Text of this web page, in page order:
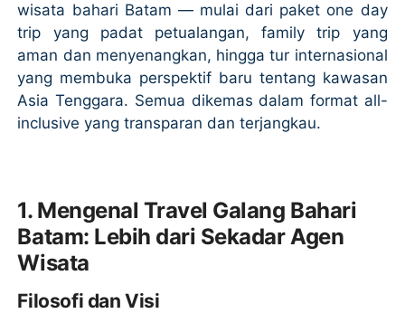
wisata bahari Batam — mulai dari paket one day
trip yang padat petualangan, family trip yang
aman dan menyenangkan, hingga tur internasional
yang membuka perspektif baru tentang kawasan
Asia Tenggara. Semua dikemas dalam format all-
inclusive yang transparan dan terjangkau.
1. Mengenal Travel Galang Bahari
Batam: Lebih dari Sekadar Agen
Wisata
Filosofi dan Visi